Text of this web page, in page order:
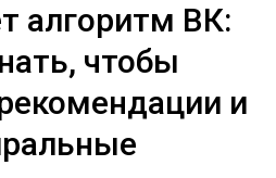
алгоритм ВК:
чтобы
и